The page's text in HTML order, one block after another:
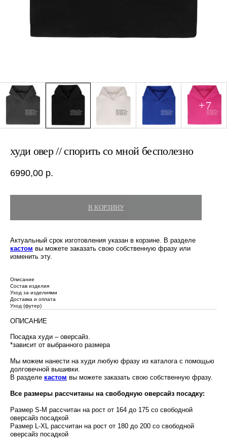
худи овер // спорить со мной бесполезно
6990,00 р.
В КОРЗИНУ
Актуальный срок изготовления указан в корзине. В разделе
кастом вы можете заказать свою собственную фразу или
изменить эту.
Описание
Состав изделия
Уход за изделиями
Доставка и оплата
Уход (футер)
ОПИСАНИЕ
Посадка худи – оверсайз.
*зависит от выбранного размера
Мы можем нанести на худи любую фразу из каталога с помощью
долговечной вышивки.
В разделе кастом вы можете заказать свою собственную фразу.
Все размеры рассчитаны на свободную оверсайз посадку:
Размер S-M рассчитан на рост от 164 до 175 со свободной
оверсайз посадкой
Размер L-XL рассчитан на рост от 180 до 200 со свободной
оверсайз посадкой